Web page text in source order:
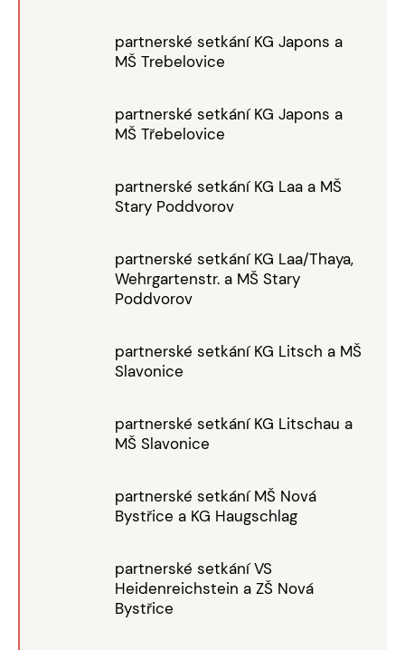
partnerské setkání KG Japons a
MŠ Trebelovice
partnerské setkání KG Japons a
MŠ Třebelovice
partnerské setkání KG Laa a MŠ
Stary Poddvorov
partnerské setkání KG Laa/Thaya,
Wehrgartenstr. a MŠ Stary
Poddvorov
partnerské setkání KG Litsch a MŠ
Slavonice
partnerské setkání KG Litschau a
MŠ Slavonice
partnerské setkání MŠ Nová
Bystřice a KG Haugschlag
partnerské setkání VS
Heidenreichstein a ZŠ Nová
Bystřice